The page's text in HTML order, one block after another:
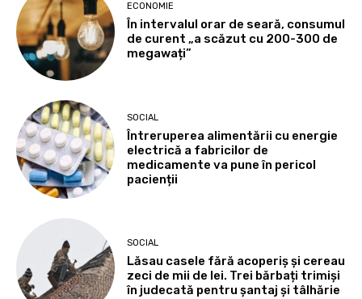
ECONOMIE
În intervalul orar de seară, consumul
de curent „a scăzut cu 200-300 de
megawați”
SOCIAL
Întreruperea alimentării cu energie
electrică a fabricilor de
medicamente va pune în pericol
pacienții
SOCIAL
Lăsau casele fără acoperiș și cereau
zeci de mii de lei. Trei bărbați trimiși
în judecată pentru șantaj și tâlhărie